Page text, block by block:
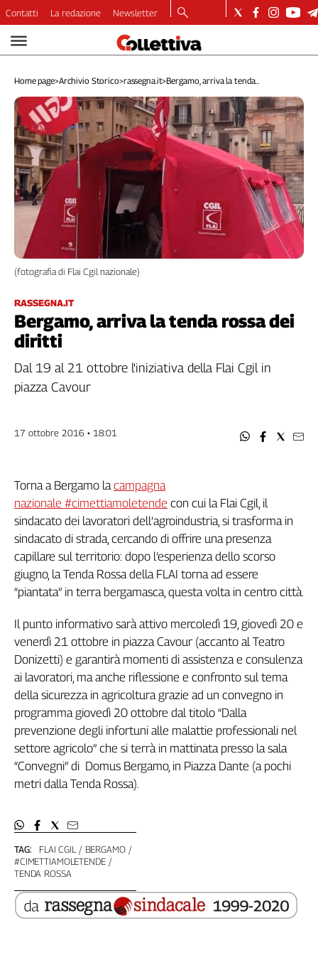
Video
Dirette
Longform
Copertine
Economia
Lavoro
Ambiente
Diritti
Welfare
Italia
Internazionale
Culture
Categorie
Filcams
Filctem
Fillea
Filt
Flai
Nidil
Slc
Caaf
Speciali
G8
il
sangue
della
ragione
120
anni
Cgil
Collettiva
Collettiva
Play
Rubriche
Collettiva
Talk
La
Contatti La redazione Newsletter
Home page>Archivio Storico>rassegna.it>Bergamo, arriva la tenda...
RASSEGNA.IT
Bergamo, arriva la tenda rossa dei
diritti
(fotografia di Flai Cgil nazionale)
Dal 19 al 21 ottobre l'iniziativa della Flai Cgil in
piazza Cavour
17 ottobre 2016 • 18:01
TAG: FLAI CGIL
BERGAMO
#CIMETTIAMOLETENDE
TENDA ROSSA
Torna a Bergamo lacampagna
nazionale #cimettiamoletende con cui la Flai Cgil, il
sindacato dei lavoratori dell’agroindustria, si trasforma in
sindacato di strada, cercando di offrire una presenza
capillare sul territorio: dopo l’esperienza dello scorso
giugno, la Tenda Rossa della FLAI torna ad essere
“piantata” in terra bergamasca, questa volta in centro città.
Il punto informativo sarà attivo mercoledì 19, giovedì 20 e
venerdì 21 ottobre in piazza Cavour (accanto al Teatro
Donizetti) e garantirà momenti di assistenza e consulenza
ai lavoratori, ma anche riflessione e confronto sul tema
della sicurezza in agricoltura grazie ad un convegno in
programma giovedì 20 ottobre dal titolo “Dalla
prevenzione degli infortuni alle malattie professionali nel
settore agricolo” che si terrà in mattinata presso la sala
“Convegni” di Domus Bergamo, in Piazza Dante (a pochi
metri dalla Tenda Rossa).